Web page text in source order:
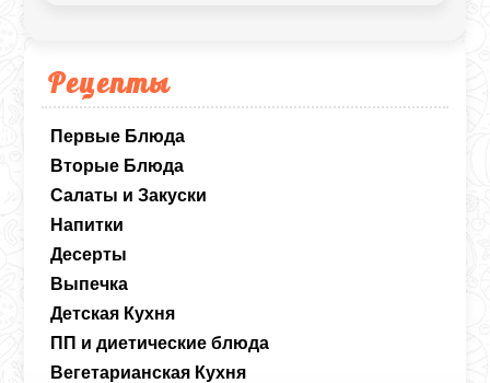
Рецепты
Первые Блюда
Вторые Блюда
Салаты и Закуски
Напитки
Десерты
Выпечка
Детская Кухня
ПП и диетические блюда
Вегетарианская Кухня